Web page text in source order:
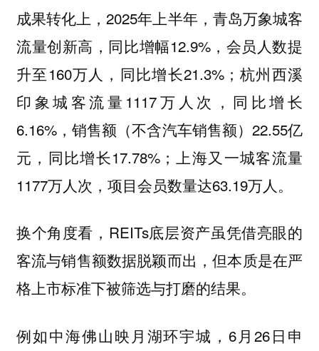
成果转化上，2025年上半年，青岛万象城客
流量创新高，同比增幅12.9%，会员人数提
升至160万人，同比增长21.3%；杭州西溪
印象城客流量1117万人次，同比增长
6.16%，销售额（不含汽车销售额）22.55亿
元，同比增长17.78%；上海又一城客流量
1177万人次，项目会员数量达63.19万人。
换个角度看，REITs底层资产虽凭借亮眼的
客流与销售额数据脱颖而出，但本质是在严
格上市标准下被筛选与打磨的结果。
例如中海佛山映月湖环宇城，6月26日申